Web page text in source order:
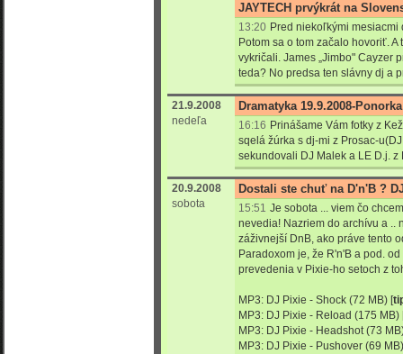
JAYTECH prvýkrát na
13:20 Pred niekoľkými
Potom sa o tom začalo hovoriť.
vykričali. James „Jimbo" Cayzer
teda? No predsa ten slávny dj a
21.9.2008
nedeľa
Dramatyka 19.9.2008-
16:16 Prinášame Vám fotky z
sqelá žúrka s dj-mi z Prosac-
sekundovali DJ Malek a LE D.j. z
20.9.2008
sobota
Dostali ste chuť na D'n'B ?
15:51 Je sobota ... viem čo
nevedia! Nazriem do archívu a ..
záživnejší DnB, ako práve tento
Paradoxom je, že R'n'B a pod.
prevedenia v Pixie-ho setoch z
MP3: DJ Pixie - Shock (72 MB) [
MP3: DJ Pixie - Reload (175 MB)
MP3: DJ Pixie - Headshot(73
MP3: DJ Pixie - Pushover (69 MB)